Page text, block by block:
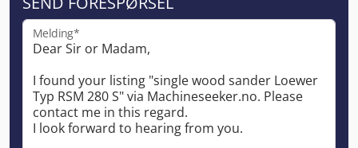
Melding*